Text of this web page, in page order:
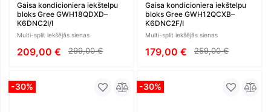
Gaisa kondicioniera iekštelpu
bloks Gree GWH18QDXD–
K6DNC2I/I
Multi-split iekšējās sienas
209,00 € 299,00 €
Gaisa kondicioniera iekštelpu
bloks Gree GWH12QCXB–
K6DNC2F/I
Multi-split iekšējās sienas
179,00 € 259,00 €
-30% -30%